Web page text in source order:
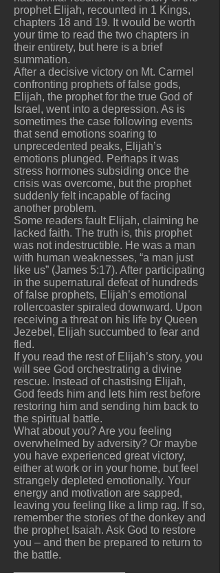
prophet Elijah, recounted in 1 Kings,
chapters 18 and 19. It would be worth
your time to read the two chapters in
their entirety, but here is a brief
summation.
After a decisive victory on Mt. Carmel
confronting prophets of false gods,
Elijah, the prophet for the true God of
Israel, went into a depression. As is
sometimes the case following events
that send emotions soaring to
unprecedented peaks, Elijah’s
emotions plunged. Perhaps it was
stress hormones subsiding once the
crisis was overcome, but the prophet
suddenly felt incapable of facing
another problem.
Some readers fault Elijah, claiming he
lacked faith. The truth is, this prophet
was not indestructible. He was a man
with human weaknesses, “a man just
like us” (James 5:17). After participating
in the supernatural defeat of hundreds
of false prophets, Elijah’s emotional
rollercoaster spiraled downward. Upon
receiving a threat on his life by Queen
Jezebel, Elijah succumbed to fear and
fled.
If you read the rest of Elijah’s story, you
will see God orchestrating a divine
rescue. Instead of chastising Elijah,
God feeds him and lets him rest before
restoring him and sending him back to
the spiritual battle.
What about you? Are you feeling
overwhelmed by adversity? Or maybe
you have experienced great victory,
either at work or in your home, but feel
strangely depleted emotionally. Your
energy and motivation are sapped,
leaving you feeling like a limp rag. If so,
remember the stories of the donkey and
the prophet Isaiah. Ask God to restore
you – and then be prepared to return to
the battle.